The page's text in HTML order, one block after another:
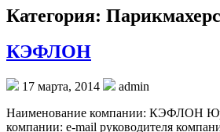
Категория:
КЭФЛОН
17 марта, 2014
admin
Наименование компании: КЭФЛОН
компании: e-mail руководителя